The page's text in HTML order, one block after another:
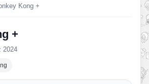
Kong +
+
2024